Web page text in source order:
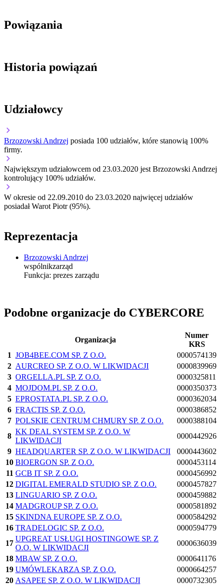
Powiązania
Historia powiązań
Udziałowcy
Brzozowski Andrzej posiada 100 udziałów, które stanowią 100%
firmy.
Największym udziałowcem od 23.03.2020 jest Brzozowski Andrzej
kontrolujący 100% udziałów.
W okresie od 22.09.2010 do 23.03.2020 najwięcej udziałów
posiadał Warot Piotr (95%).
Reprezentacja
Brzozowski Andrzej
wspólnikzarząd
Funkcja: prezes zarządu
Podobne organizacje do CYBERCORE
Organizacja
Numer
KRS
1 JOB4BEE.COM SP. Z O.O.
0000574139
2 AURCREO SP. Z O.O. W LIKWIDACJI
0000839969
3 ORGELLA.PL SP. Z O.O.
0000325811
4 MOJDOM.PL SP. Z O.O.
0000350373
5 EPROSTATA.PL SP. Z O.O.
0000362034
6 FRACTIS SP. Z O.O.
0000386852
7 POLSKIE CENTRUM CHMURY SP. Z O.O.
0000388104
8
KK DEAL SYSTEM SP. Z O.O. W
LIKWIDACJI
0000442926
9 HEADQUARTER SP. Z O.O. W LIKWIDACJI
0000443602
10 BIOERGON SP. Z O.O.
0000453114
11 GCB IT SP. Z O.O.
0000456992
12 DIGITAL EMERALD STUDIO SP. Z O.O.
0000457827
13 LINGUARIO SP. Z O.O.
0000459882
14 MADGROUP SP. Z O.O.
0000581892
15 SKINDNA EUROPE SP. Z O.O.
0000584292
16 TRADELOGIC SP. Z O.O.
0000594779
17
UPGREAT USŁUGI HOSTINGOWE SP. Z
O.O. W LIKWIDACJI
0000636039
18 MBAW SP. Z O.O.
0000641176
19 UMÓWLEKARZA SP. Z O.O.
0000664257
20 ASAPEE SP. Z O.O. W LIKWIDACJI
0000732305